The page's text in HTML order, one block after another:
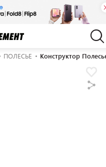
ПОЛЕСЬЕ Конструктор